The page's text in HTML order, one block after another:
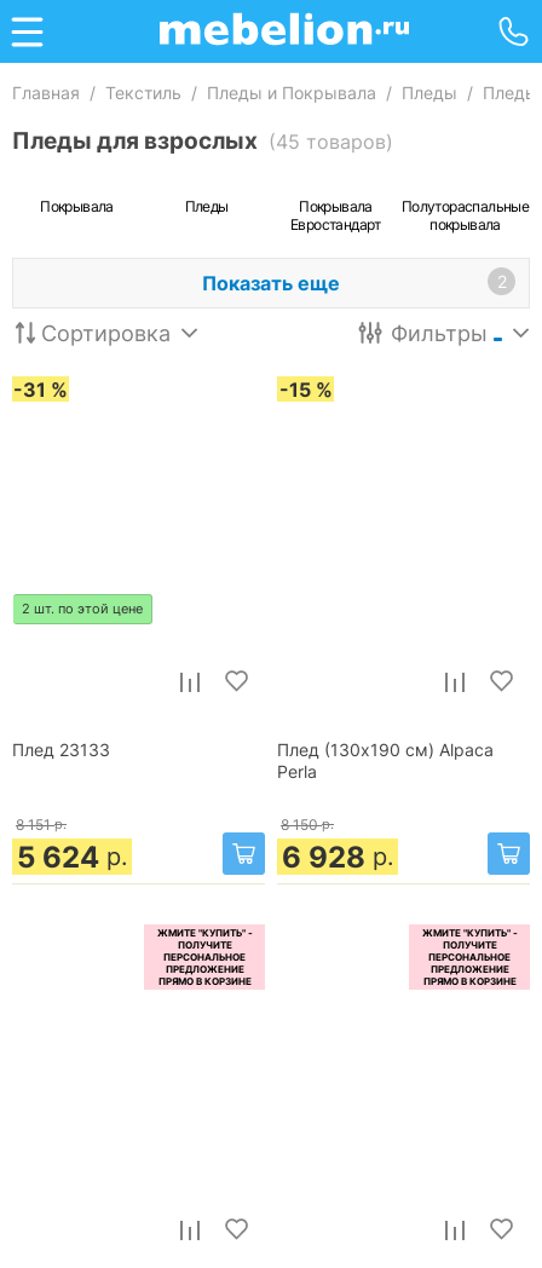
Главная / Текстиль / Пледы и Покрывала / Пледы / Пледы
Пледы для взрослых (45 товаров)
Покрывала Пледы
Покрывала
Евростандарт
Полутораспальные
покрывала
Показать еще 2
Сортировка Фильтры
-31 %
2 шт. по этой цене
Плед 23133
8 151 р.
5 624 р.
-15 %
Плед (130х190 см) Alpaca
Perla
8 150 р.
6 928 р.